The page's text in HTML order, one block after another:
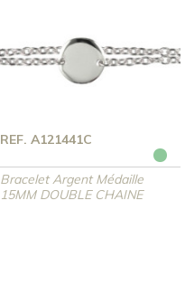
REF. A121441C
Bracelet Argent Médaille
15MM DOUBLE CHAINE